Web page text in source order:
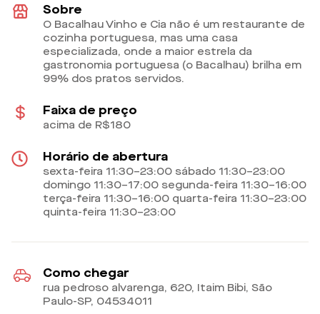
Sobre
O Bacalhau Vinho e Cia não é um restaurante de
cozinha portuguesa, mas uma casa
especializada, onde a maior estrela da
gastronomia portuguesa (o Bacalhau) brilha em
99% dos pratos servidos.
Faixa de preço
acima de R$180
Horário de abertura
sexta-feira 11:30–23:00 sábado 11:30–23:00
domingo 11:30–17:00 segunda-feira 11:30–16:00
terça-feira 11:30–16:00 quarta-feira 11:30–23:00
quinta-feira 11:30–23:00
Como chegar
rua pedroso alvarenga, 620, Itaim Bibi, São
Paulo-SP, 04534011